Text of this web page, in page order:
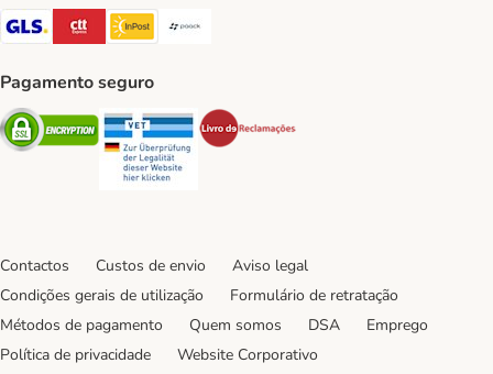
GLS Shipping Method
CTTExpress Shipping Method
InPost Shipping Method
Pagamento seguro
Security Security
Contactos Custos de envio
Aviso legal
Condições gerais de utilização
Formulário de retratação
Métodos de pagamento
Quem somos DSA
Emprego
Política de privacidade
Website Corporativo